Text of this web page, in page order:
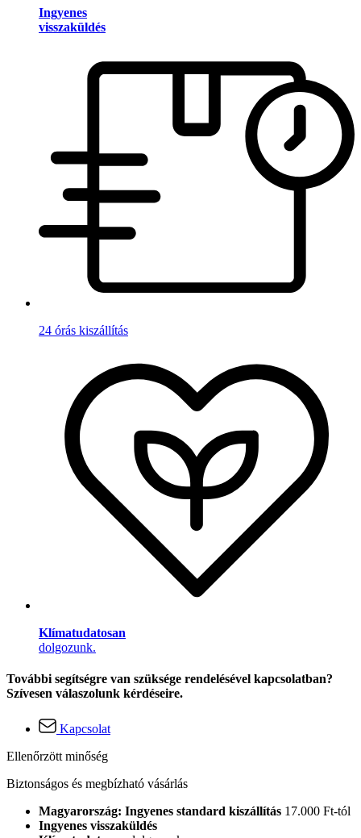
Ingyenes
visszaküldés
24 órás kiszállítás
Klímatudatosan
dolgozunk.
További segítségre van szüksége rendelésével kapcsolatban?
Szívesen válaszolunk kérdéseire.
Kapcsolat
Ellenőrzött minőség
Biztonságos és megbízható vásárlás
Magyarország: Ingyenes standard kiszállítás 17.000 Ft-tól
Ingyenes visszaküldés